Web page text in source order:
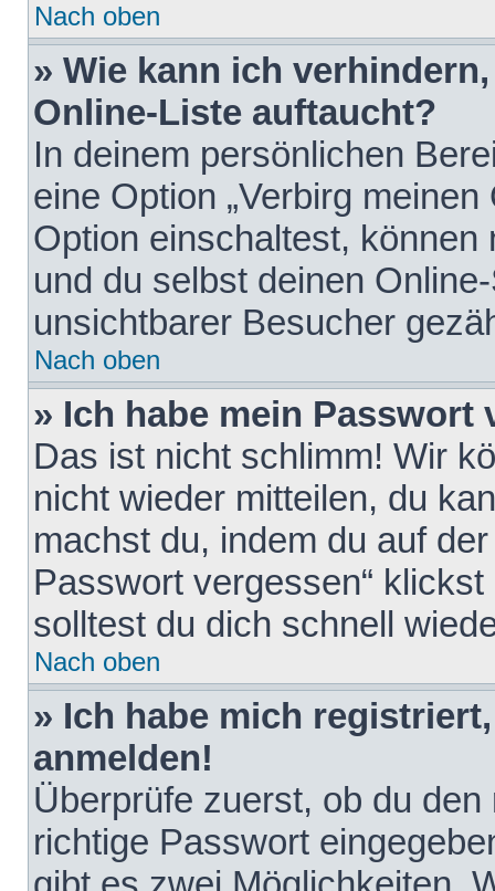
Nach oben
» Wie kann ich
Online-Liste auftaucht?
In deinem persönlichen
eine Option „Verbirg
Option einschaltest,
und du selbst deinen
unsichtbarer Besucher
Nach oben
» Ich habe mein Passwort
Das ist nicht schlimm! Wir
nicht wieder mitteilen, du
machst du, indem du auf
Passwort vergessen“
solltest du dich schnell
Nach oben
» Ich habe mich
anmelden!
Überprüfe zuerst, ob du
richtige Passwort